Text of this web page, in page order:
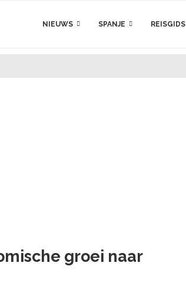
NIEUWS SPANJE REISGIDS
groei naar